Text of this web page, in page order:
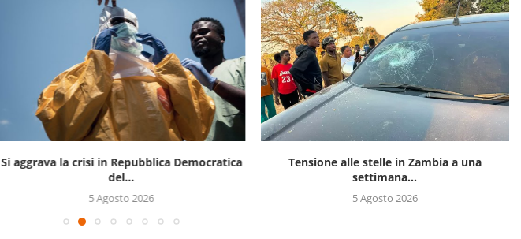
Si aggrava la crisi in Repubblica Democratica
del...
5 Agosto 2026
Tensione alle stelle in Zambia a una
settimana...
5 Agosto 2026